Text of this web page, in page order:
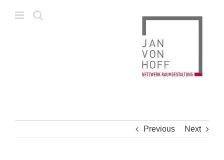
Previous Next